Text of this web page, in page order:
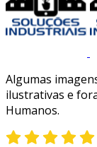
Algumas
ilustrativas e
Humanos.